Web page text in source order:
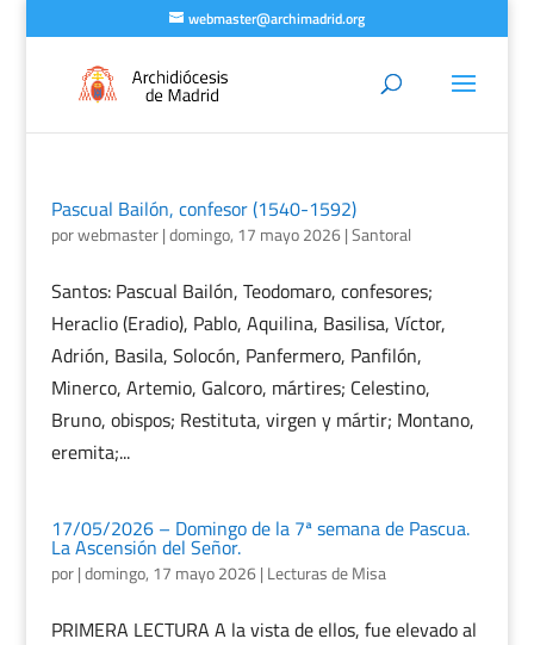
webmaster@archimadrid.org
Pascual Bailón, confesor (1540-1592)
porwebmaster|domingo, 17 mayo 2026|Santoral
Santos: Pascual Bailón, Teodomaro, confesores;
Heraclio (Eradio), Pablo, Aquilina, Basilisa, Víctor,
Adrión, Basila, Solocón, Panfermero, Panfilón,
Minerco, Artemio, Galcoro, mártires; Celestino,
Bruno, obispos; Restituta, virgen y mártir; Montano,
eremita;...
17/05/2026 – Domingo de la 7ª semana de Pascua.
La Ascensión del Señor.
por|domingo, 17 mayo 2026| Lecturas de Misa
PRIMERA LECTURA A la vista de ellos, fue elevado al